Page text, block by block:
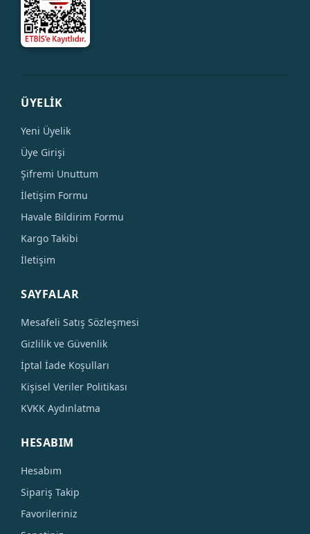
ÜYELİK
Yeni Üyelik
Üye Girişi
Şifremi Unuttum
İletişim Formu
Havale Bildirim Formu
Kargo Takibi
İletişim
SAYFALAR
Mesafeli Satış Sözleşmesi
Gizlilik ve Güvenlik
İptal İade Koşulları
Kişisel Veriler Politikası
KVKK Aydınlatma
HESABIM
Hesabım
Sipariş Takip
Favorileriniz